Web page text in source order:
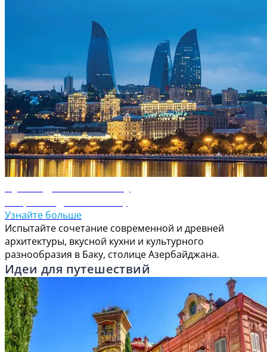
Узнайте больше
Испытайте сочетание современной и древней
архитектуры, вкусной кухни и культурного
разнообразия в Баку, столице Азербайджана.
Идеи для путешествий